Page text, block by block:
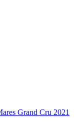
Grand Cru 2021